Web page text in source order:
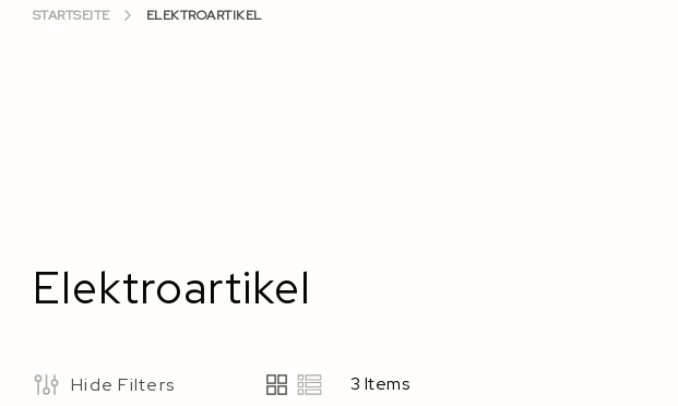
STARTSEITE ELEKTROARTIKEL
Elektroartikel
View
3 Items
Hide Filters